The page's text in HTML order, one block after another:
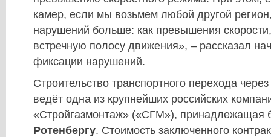
камер, если мы возьмем любой другой
нарушений больше: как превышения
встречную полосу движения», – рассказал
фиксации нарушений.
Строительство транспортного перехода
ведёт одна из крупнейших российских
«Стройгазмонтаж» («СГМ»), принадлежащая
Ротенбергу. Стоимость заключенного